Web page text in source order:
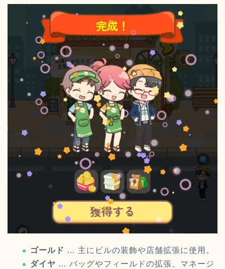
ゴールド … 主にビルの装飾や店舗拡張に使用。
ダイヤ … バッグやフィールドの拡張、マネージ